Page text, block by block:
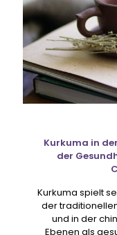
Kurkuma in
der
Kurkuma spielt
der
und in der
Ebenen als